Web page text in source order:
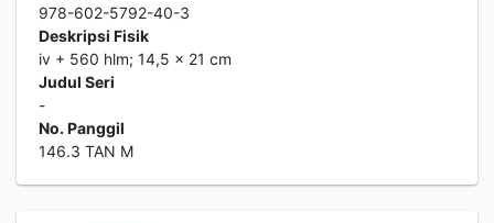
978-602-5792-40-3
Deskripsi Fisik
iv + 560 hlm; 14,5 x 21 cm
Judul Seri
-
No. Panggil
146.3 TAN M